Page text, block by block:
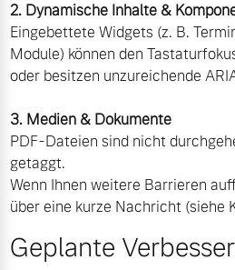
Jetzt
Finanzierung & Leasing
Versicherung
2. Dynamische Inhalte &
Eingebettete Widgets (z. B.
Module) können den
oder besitzen unzureichende
3. Medien & Dokumente
PDF-Dateien sind nicht
getaggt.
Wenn Ihnen weitere Barrieren
über eine kurze Nachricht (siehe
Geplante